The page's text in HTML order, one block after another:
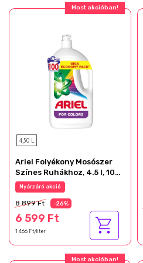
Most akcióban!
4,50 L
Ariel Folyékony Mosószer
Színes Ruhákhoz, 4.5 l, 100
Mosáshoz
Nyárzáró akció
8 899 Ft -26%
6 599 Ft
1 466 Ft/liter
Most akcióban!